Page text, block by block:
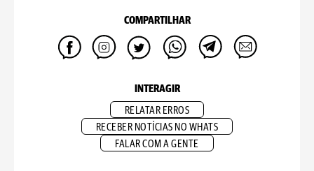
COMPARTILHAR
INTERAGIR
RELATAR ERROS
RECEBER NOTÍCIAS NO WHATS
FALAR COM A GENTE